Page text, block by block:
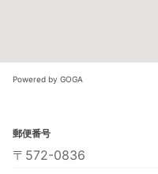
Powered by GOGA
郵便番号
〒572-0836